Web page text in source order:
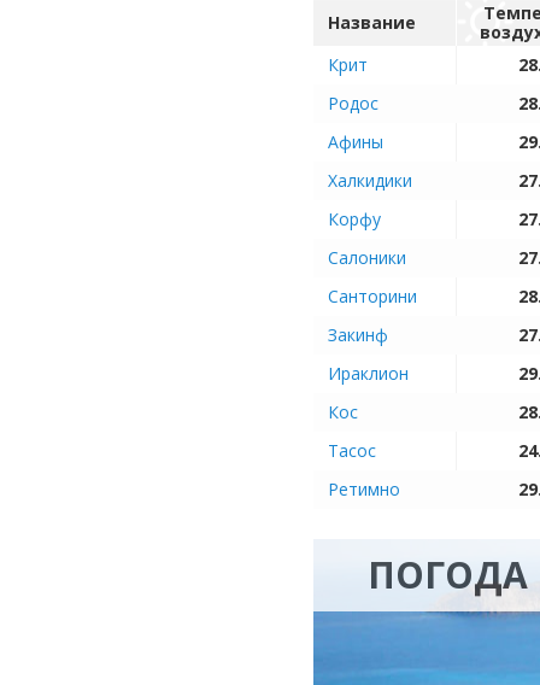
Название
Крит
Родос
Афины
Халкидики
Корфу
Салоники
Санторини
Закинф
Ираклион
Кос
Тасос
Ретимно